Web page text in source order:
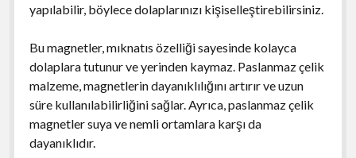
yapılabilir, böylece dolaplarınızı kişiselleştirebilirsiniz.
Bu magnetler, mıknatıs özelliği sayesinde kolayca
dolaplara tutunur ve yerinden kaymaz. Paslanmaz çelik
malzeme, magnetlerin dayanıklılığını artırır ve uzun
süre kullanılabilirliğini sağlar. Ayrıca, paslanmaz çelik
magnetler suya ve nemli ortamlara karşı da
dayanıklıdır.